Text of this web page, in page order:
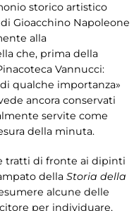
storico artistico
Gioacchino Napoleone
alla
che, prima della
Vannucci:
qualche importanza»
ancora conservati
servite come
della minuta.
tratti di fronte ai dipinti
della Storia della
alcune delle
per individuare,